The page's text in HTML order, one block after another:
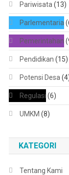
Pariwisata (13)
Parlementaria
Pemerintahan
Pendidikan (15)
Potensi Desa
Regulasi (6)
UMKM (8)
KATEGORI
Tentang Kami